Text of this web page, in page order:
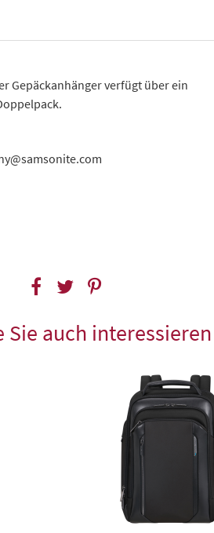
Gepäckanhänger verfügt über ein
Sie auch interessieren